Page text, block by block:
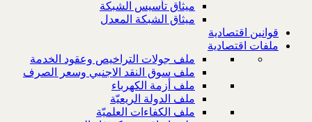
ميثاق تأسيس الشبكة
ميثاق الشبكة المعدل
قوانين اقتصادية
ملفات اقتصادية
ملف جولات التراخيص وعقود الخدمة
ملف سوق النقد الاجنبي وسعر الصرف
ملف أزمة الكهرباء
ملف الدولة الريعيّة
ملف الكفاءات العلميّة